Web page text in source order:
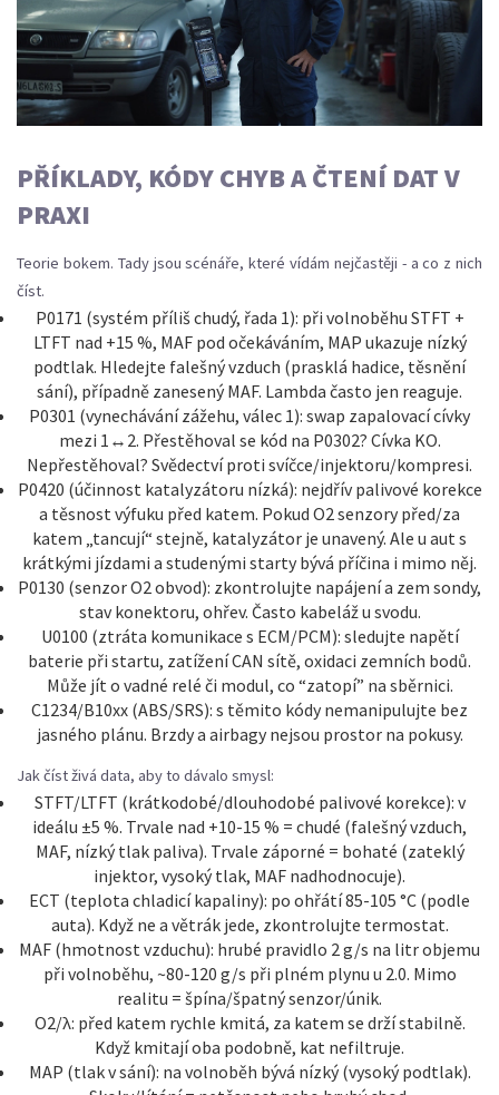
PŘÍKLADY, KÓDY CHYB A ČTENÍ DAT V
PRAXI
Teorie bokem. Tady jsou scénáře, které vídám nejčastěji - a co z nich
číst.
P0171 (systém příliš chudý, řada 1): při volnoběhu STFT +
LTFT nad +15 %, MAF pod očekáváním, MAP ukazuje nízký
podtlak. Hledejte falešný vzduch (prasklá hadice, těsnění
sání), případně zanesený MAF. Lambda často jen reaguje.
P0301 (vynechávání zážehu, válec 1): swap zapalovací cívky
mezi 1↔2. Přestěhoval se kód na P0302? Cívka KO.
Nepřestěhoval? Svědectví proti svíčce/injektoru/kompresi.
P0420 (účinnost katalyzátoru nízká): nejdřív palivové korekce
a těsnost výfuku před katem. Pokud O2 senzory před/za
katem „tancují“ stejně, katalyzátor je unavený. Ale u aut s
krátkými jízdami a studenými starty bývá příčina i mimo něj.
P0130 (senzor O2 obvod): zkontrolujte napájení a zem sondy,
stav konektoru, ohřev. Často kabeláž u svodu.
U0100 (ztráta komunikace s ECM/PCM): sledujte napětí
baterie při startu, zatížení CAN sítě, oxidaci zemních bodů.
Může jít o vadné relé či modul, co “zatopí” na sběrnici.
C1234/B10xx (ABS/SRS): s těmito kódy nemanipulujte bez
jasného plánu. Brzdy a airbagy nejsou prostor na pokusy.
Jak číst živá data, aby to dávalo smysl:
STFT/LTFT (krátkodobé/dlouhodobé palivové korekce): v
ideálu ±5 %. Trvale nad +10-15 % = chudé (falešný vzduch,
MAF, nízký tlak paliva). Trvale záporné = bohaté (zateklý
injektor, vysoký tlak, MAF nadhodnocuje).
ECT (teplota chladicí kapaliny): po ohřátí 85-105 °C (podle
auta). Když ne a větrák jede, zkontrolujte termostat.
MAF (hmotnost vzduchu): hrubé pravidlo 2 g/s na litr objemu
při volnoběhu, ~80-120 g/s při plném plynu u 2.0. Mimo
realitu = špína/špatný senzor/únik.
O2/λ: před katem rychle kmitá, za katem se drží stabilně.
Když kmitají oba podobně, kat nefiltruje.
MAP (tlak v sání): na volnoběh bývá nízký (vysoký podtlak).